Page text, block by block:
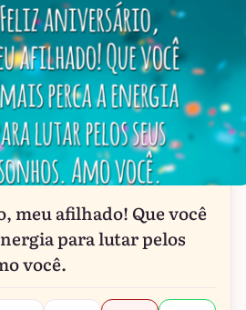
meu afilhado! Que você
para lutar pelos
você.